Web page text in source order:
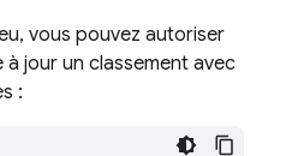
vous pouvez autoriser
jour un classement avec
: